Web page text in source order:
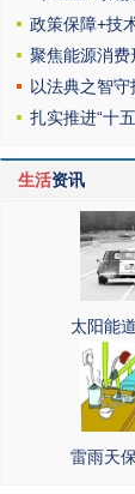
政策保障+技
聚焦能源消
以法典之智
扎实推进“十
生活资讯
太阳能
雷雨天